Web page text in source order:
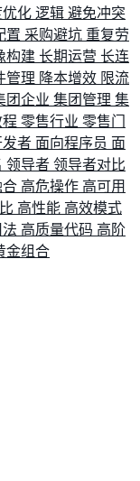
化 逻辑 避免冲突
置 采购避坑 重复劳
构建 长期运营 长连
管理 降本增效 限流
团企业 集团管理 集
零售行业 零售门
发者 面向程序员 面
领导者 领导者对比
合 高危操作 高可用
高性能 高效模式
高质量代码 高阶
金组合